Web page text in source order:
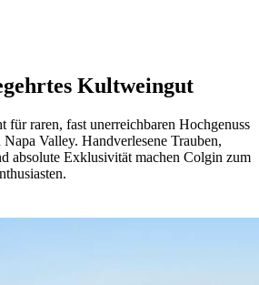
Kultweingut
für raren, fast unerreichbaren Hochgenuss
Valley. Handverlesene Trauben,
absolute Exklusivität machen Colgin zum